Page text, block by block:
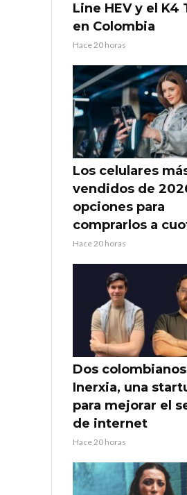
Line HEV y el K4
en Colombia
Hace 20 horas
Los celulares
vendidos de
opciones para
comprarlos a
Hace 20 horas
Dos
Inerxia, una
para mejorar el
de internet
Hace 20 horas